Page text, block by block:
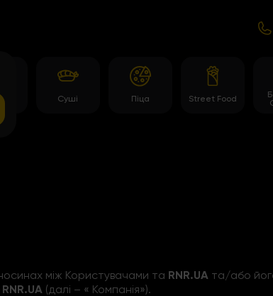
Суші Піца Street Food
між Користувачами та RNR.UAта/або
RNR.UA(далі – « Компанія»).